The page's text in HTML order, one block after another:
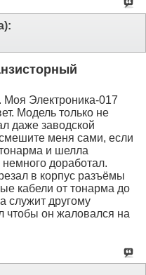
Моя Электроника-017
Модель только не
даже заводской
смешите меня сами, если
и шелла
доработал.
в корпус разъёмы
кабели от тонарма до
служит другому
чтобы он жаловался на